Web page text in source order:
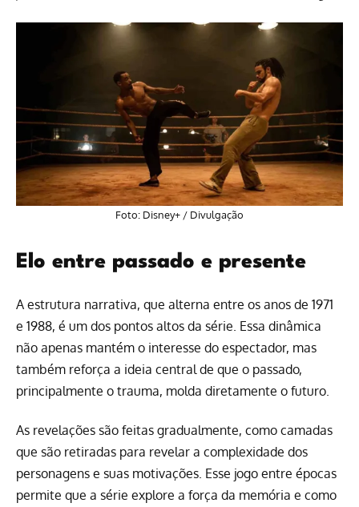
Foto: Disney+ / Divulgação
Elo entre passado e presente
A estrutura narrativa, que alterna entre os anos de 1971
e 1988, é um dos pontos altos da série. Essa dinâmica
não apenas mantém o interesse do espectador, mas
também reforça a ideia central de que o passado,
principalmente o trauma, molda diretamente o futuro.
As revelações são feitas gradualmente, como camadas
que são retiradas para revelar a complexidade dos
personagens e suas motivações. Esse jogo entre épocas
permite que a série explore a força da memória e como